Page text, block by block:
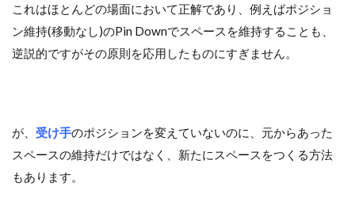
これはほとんどの場面において正解であり、例えばポジショ
ン維持(移動なし)のPin Downでスペースを維持することも、
逆説的ですがその原則を応用したものにすぎません。
が、 受け手のポジションを変えていないのに、元からあった
スペースの維持だけではなく、新たにスペースをつくる方法
もあります。